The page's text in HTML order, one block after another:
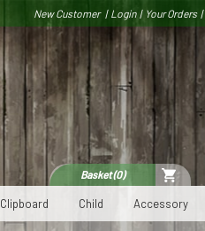
New Customer | Login| Your Orders|
Basket (0)
Clipboard Child Accessory